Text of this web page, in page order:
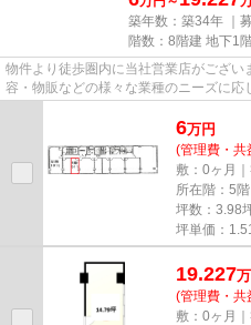
築年数：築34年 ｜
階数：8階建 地下1
物件より徒歩圏内に当社営業店がござ
容・物販などの様々な業種のニーズに応
尚、弊社ではおとり広告は一切...
6万円
(管理費・共
敷：0ヶ月
所在階：5階
坪数：3.98
坪単価： 1.51
19.227万
(管理費・共
敷：0ヶ月